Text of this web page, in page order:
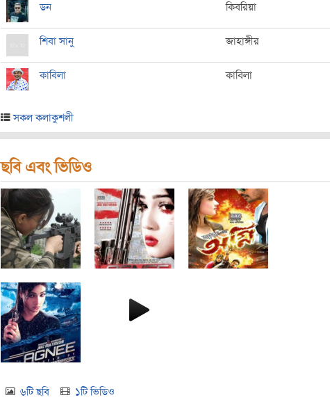
ডন কিবরিয়া
শিবা সানু জাহাঙ্গীর
কাবিলা কাবিলা
সকল কলাকুশলী
ছবি এবং ভিডিও
৬টি ছবি ১টি ভিডিও